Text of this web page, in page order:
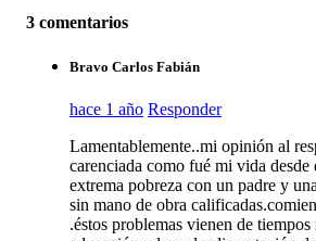
3 comentarios
Bravo Carlos Fabián
hace 1 año Responder
Lamentablemente..mi opinión al
carenciada como fué mi vida
extrema pobreza con un padre y
sin mano de obra
.éstos problemas vienen de